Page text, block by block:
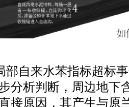
自来水苯指标超标
分析判断，周边地下
接原因，其产生与原